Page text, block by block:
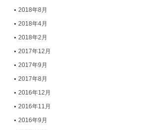
2018年8月
2018年4月
2018年2月
2017年12月
2017年9月
2017年8月
2016年12月
2016年11月
2016年9月